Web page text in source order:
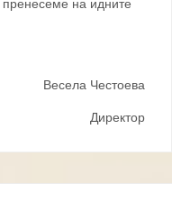
пренесеме на идните
Весела Честоева
Директор